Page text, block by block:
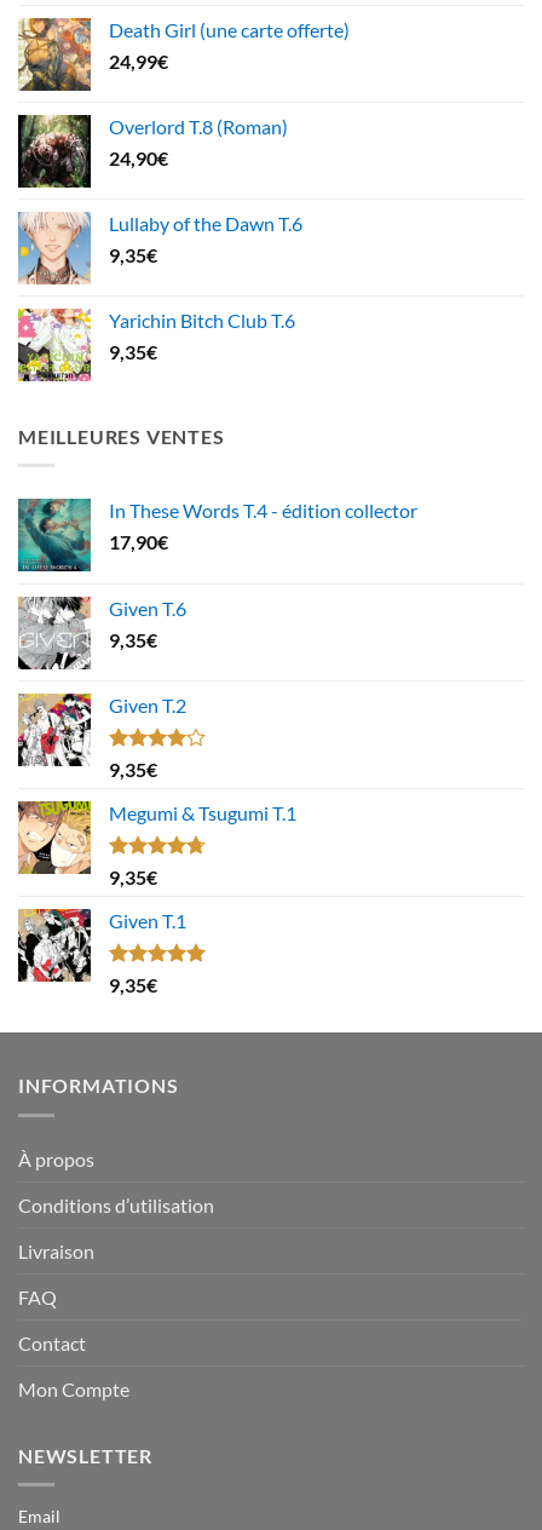
Death Girl (une carte offerte)
24,99€
Overlord T.8 (Roman)
24,90€
Lullaby of the Dawn T.6
9,35€
Yarichin Bitch Club T.6
9,35€
MEILLEURES VENTES
In These Words T.4 - édition collector
17,90€
Given T.6
9,35€
Given T.2
Note
4.00
5
9,35€
Megumi & Tsugumi T.1
Note4.67
sur 5
9,35€
Given T.1
Note5.00
sur 5
9,35€
INFORMATIONS
À propos
Conditions d’utilisation
Livraison
FAQ
Contact
Mon Compte
NEWSLETTER
Email